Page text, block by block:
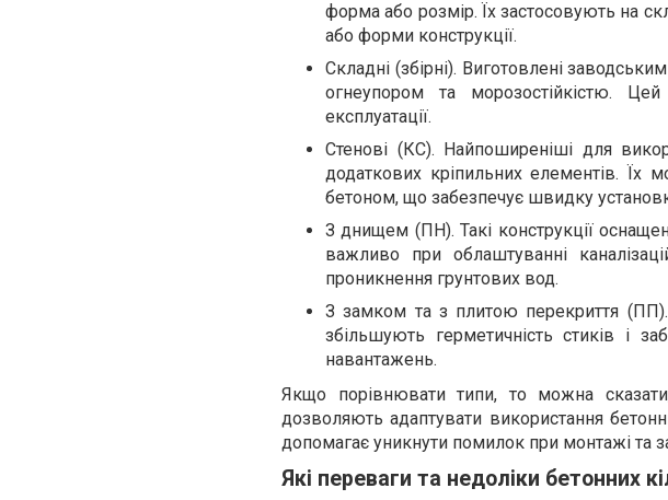
форма або розмір. Їх застосовують на
або форми конструкції.
Складні (збірні). Виготовлені
огнеупором та морозостійкістю.
експлуатації.
Стенові (КС). Найпоширеніші для
додаткових кріпильних елементів. Їх
бетоном, що забезпечує швидку
З днищем (ПН). Такі конструкції
важливо при облаштуванні
проникнення грунтових вод.
З замком та з плитою перекриття (ПП).
збільшують герметичність стиків і
навантажень.
Якщо порівнювати типи, то можна
дозволяють адаптувати використання
допомагає уникнути помилок при монтажі та
Які переваги та недоліки бетонних